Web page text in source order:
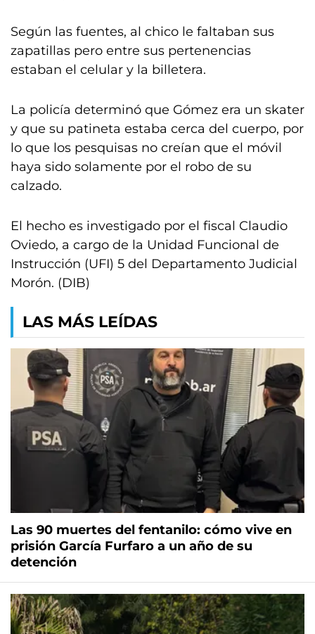
Según las fuentes, al chico le faltaban sus
zapatillas pero entre sus pertenencias
estaban el celular y la billetera.
La policía determinó que Gómez era un skater
y que su patineta estaba cerca del cuerpo, por
lo que los pesquisas no creían que el móvil
haya sido solamente por el robo de su
calzado.
El hecho es investigado por el fiscal Claudio
Oviedo, a cargo de la Unidad Funcional de
Instrucción (UFI) 5 del Departamento Judicial
Morón. (DIB)
LAS MÁS LEÍDAS
Las 90 muertes del fentanilo: cómo vive en
prisión García Furfaro a un año de su
detención